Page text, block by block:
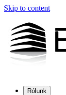
Skip to content
Rólunk